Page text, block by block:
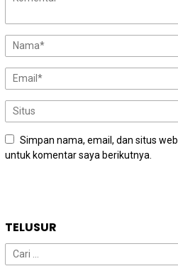
Simpan nama, email, dan situs
untuk komentar saya berikutnya.
TELUSUR
Cari
untuk: